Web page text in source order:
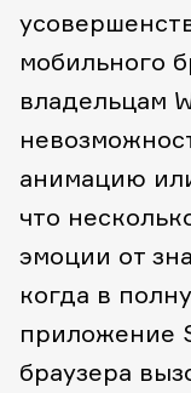
мобильного
владельцам
анимацию
что
эмоции от
когда в
приложение
браузера